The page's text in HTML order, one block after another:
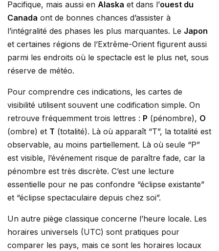
Pacifique, mais aussi en Alaska et dans l’ouest du
Canada ont de bonnes chances d’assister à
l’intégralité des phases les plus marquantes. Le Japon
et certaines régions de l’Extrême-Orient figurent aussi
parmi les endroits où le spectacle est le plus net, sous
réserve de météo.
Pour comprendre ces indications, les cartes de
visibilité utilisent souvent une codification simple. On
retrouve fréquemment trois lettres : P (pénombre), O
(ombre) et T (totalité). Là où apparaît “T”, la totalité est
observable, au moins partiellement. Là où seule “P”
est visible, l’événement risque de paraître fade, car la
pénombre est très discrète. C’est une lecture
essentielle pour ne pas confondre “éclipse existante”
et “éclipse spectaculaire depuis chez soi”.
Un autre piège classique concerne l’heure locale. Les
horaires universels (UTC) sont pratiques pour
comparer les pays, mais ce sont les horaires locaux